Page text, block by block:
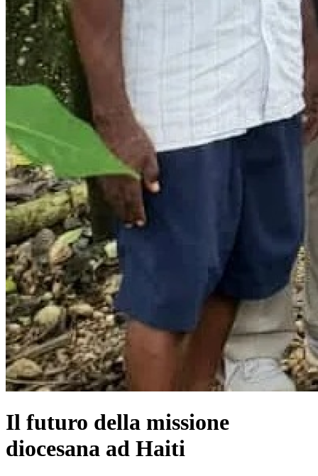
Il futuro della missione
diocesana ad Haiti